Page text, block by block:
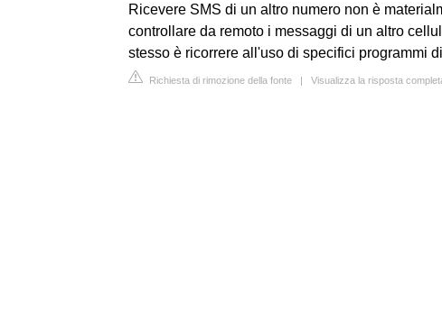
Ricevere SMS di un altro numero non è
controllare da remoto i messaggi di un altro
stesso è ricorrere all'uso di specifici programmi
Richiesta di rimozione della fonte | Visualizza la risposta